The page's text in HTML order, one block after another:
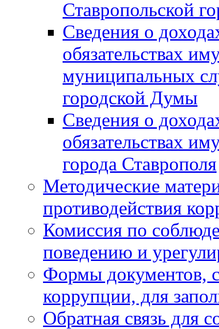
Ставропольской
Сведения о
обязательствах
муниципальных
городской Думы
Сведения о
обязательствах
города Ставрополя
Методические
противодействия
Комиссия по
поведению и
Формы документов,
коррупции, для
Обратная связь для